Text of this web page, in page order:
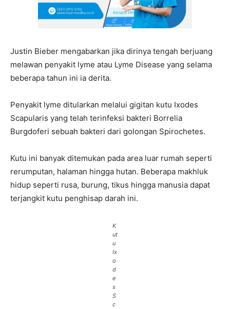
Justin Bieber mengabarkan jika dirinya tengah berjuang
melawan penyakit lyme atau Lyme Disease yang selama
beberapa tahun ini ia derita.
Penyakit lyme ditularkan melalui gigitan kutu Ixodes
Scapularis yang telah terinfeksi bakteri Borrelia
Burgdoferi sebuah bakteri dari golongan Spirochetes.
Kutu ini banyak ditemukan pada area luar rumah seperti
rerumputan, halaman hingga hutan. Beberapa makhluk
hidup seperti rusa, burung, tikus hingga manusia dapat
terjangkit kutu penghisap darah ini.
K
ut
u
Ix
o
d
e
s
S
c